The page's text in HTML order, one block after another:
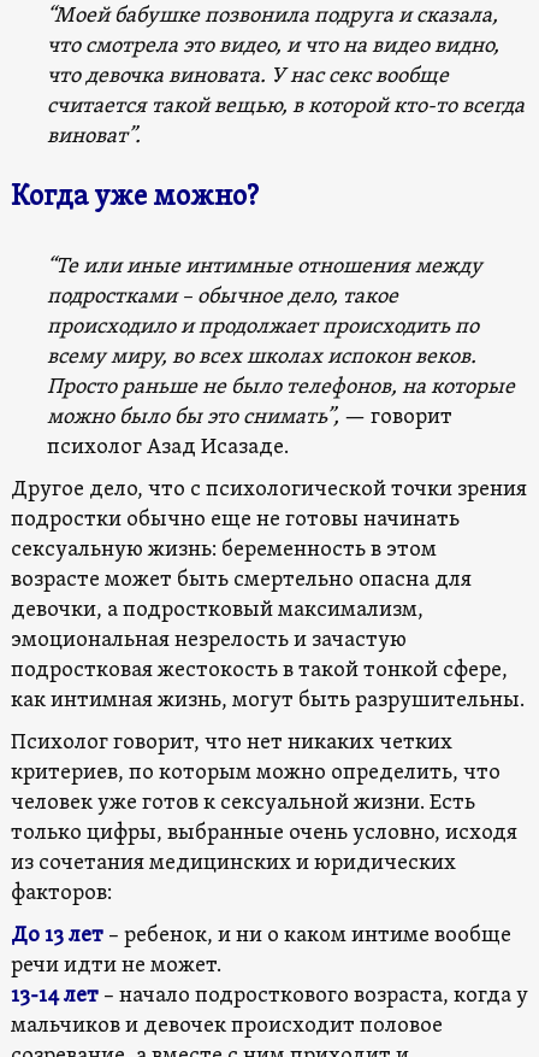
“Моей бабушке позвонила подруга и сказала,
что смотрела это видео, и что на видео видно,
что девочка виновата. У нас секс вообще
считается такой вещью, в которой кто-то всегда
виноват”.
Когда уже можно?
“Те или иные интимные отношения между
подростками – обычное дело, такое
происходило и продолжает происходить по
всему миру, во всех школах испокон веков.
Просто раньше не было телефонов, на которые
можно было бы это снимать”, — говорит
психолог Азад Исазаде.
Другое дело, что с психологической точки зрения
подростки обычно еще не готовы начинать
сексуальную жизнь: беременность в этом
возрасте может быть смертельно опасна для
девочки, а подростковый максимализм,
эмоциональная незрелость и зачастую
подростковая жестокость в такой тонкой сфере,
как интимная жизнь, могут быть разрушительны.
Психолог говорит, что нет никаких четких
критериев, по которым можно определить, что
человек уже готов к сексуальной жизни. Есть
только цифры, выбранные очень условно, исходя
из сочетания медицинских и юридических
факторов:
До 13 лет– ребенок, и ни о каком интиме вообще
речи идти не может.
13-14 лет – начало подросткового возраста, когда у
мальчиков и девочек происходит половое